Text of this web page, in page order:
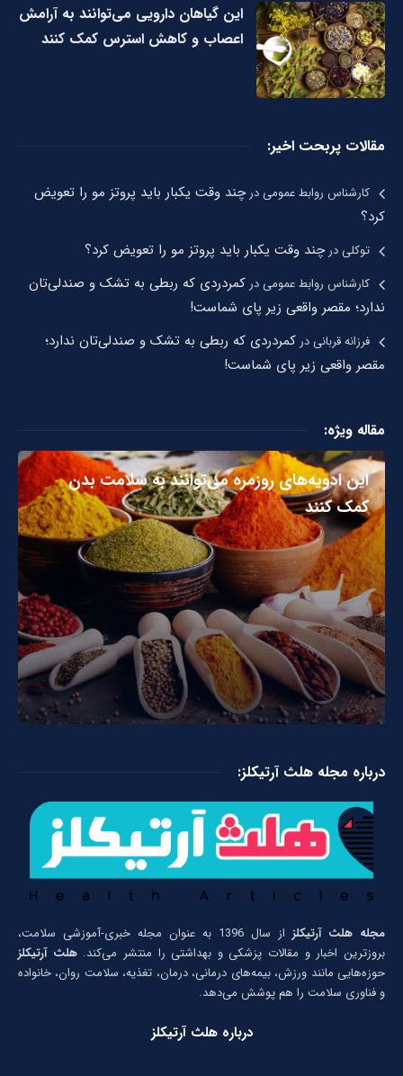
این گیاهان دارویی می‌توانند به آرامش
اعصاب و کاهش استرس کمک کنند
مقالات پربحت اخیر:
کارشناس روابط عمومیدرچند وقت یکبار باید پروتز مو را تعویض
کرد؟
توکلیدرچند وقت یکبار باید پروتز مو را تعویض کرد؟
کارشناس روابط عمومیدر کمردردی که ربطی به تشک و صندلی‌تان
ندارد؛ مقصر واقعی زیر پای شماست!
فرزانه قربانیدر کمردردی که ربطی به تشک و صندلی‌تان ندارد؛
مقصر واقعی زیر پای شماست!
مقاله ویژه:
این ادویه‌های روزمره می‌توانند به سلامت بدن
کمک کنند
درباره مجله هلث آرتیکلز:
مجله هلث آرتیکلز
از سال 1396 به عنوان مجله خبری-آموزشی سلامت،
بروزترین اخبار و مقالات پزشکی و بهداشتی را منتشر می‌کند.هلث آرتیکلز
حوزه‌هایی مانند ورزش، بیمه‌های درمانی، درمان، تغذیه، سلامت روان، خانواده
و فناوری سلامت را هم پوشش می‌دهد.
درباره هلث آرتیکلز